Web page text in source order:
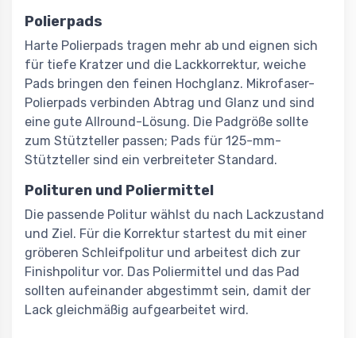
Polierpads
Harte Polierpads tragen mehr ab und eignen sich
für tiefe Kratzer und die Lackkorrektur, weiche
Pads bringen den feinen Hochglanz. Mikrofaser-
Polierpads verbinden Abtrag und Glanz und sind
eine gute Allround-Lösung. Die Padgröße sollte
zum Stützteller passen; Pads für 125-mm-
Stützteller sind ein verbreiteter Standard.
Polituren und Poliermittel
Die passende Politur wählst du nach Lackzustand
und Ziel. Für die Korrektur startest du mit einer
gröberen Schleifpolitur und arbeitest dich zur
Finishpolitur vor. Das Poliermittel und das Pad
sollten aufeinander abgestimmt sein, damit der
Lack gleichmäßig aufgearbeitet wird.